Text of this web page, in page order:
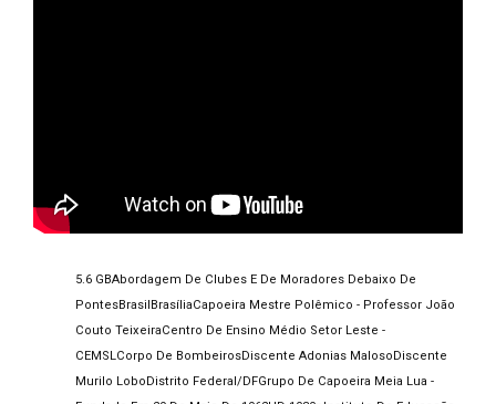
5.6 GBAbordagem De Clubes E De Moradores Debaixo De
PontesBrasil BrasíliaCapoeira Mestre Polêmico - Professor João
Couto TeixeiraCentro De Ensino Médio Setor Leste -
CEMSLCorpo De BombeirosDiscente Adonias Maloso Discente
Murilo Lobo Distrito Federal/DFGrupo De Capoeira Meia Lua -